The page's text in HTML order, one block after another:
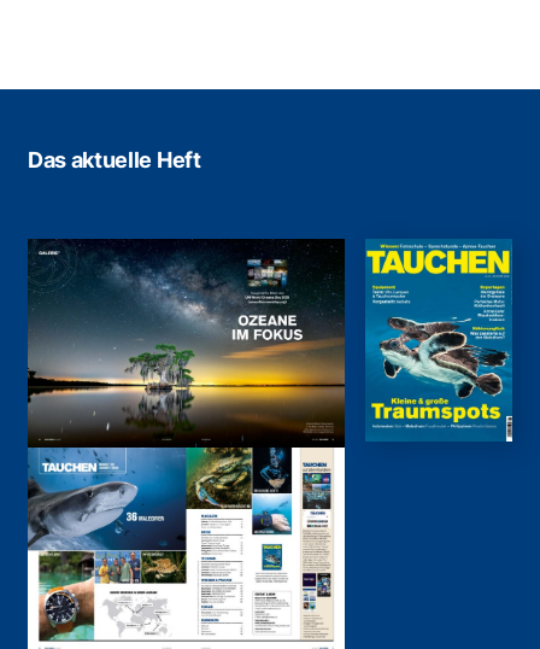
Das aktuelle Heft